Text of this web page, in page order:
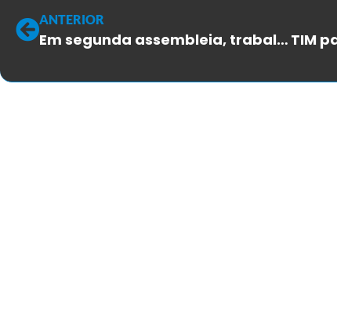
ANTERIOR
Em segunda assembleia, trabalhadores da RS Telecom aprovam ACT